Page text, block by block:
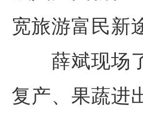
宽旅游富民新
薛斌现场
复产、果蔬进